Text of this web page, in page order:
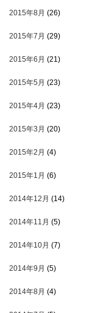
2015年8月 (26)
2015年7月 (29)
2015年6月 (21)
2015年5月 (23)
2015年4月 (23)
2015年3月 (20)
2015年2月 (4)
2015年1月 (6)
2014年12月 (14)
2014年11月 (5)
2014年10月 (7)
2014年9月 (5)
2014年8月 (4)